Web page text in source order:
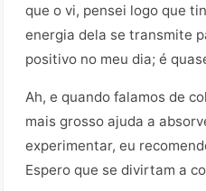
que o vi, pensei logo que
energia dela se transmite
positivo no meu dia; é
Ah, e quando falamos de
mais grosso ajuda a
experimentar, eu
Espero que se divirtam a